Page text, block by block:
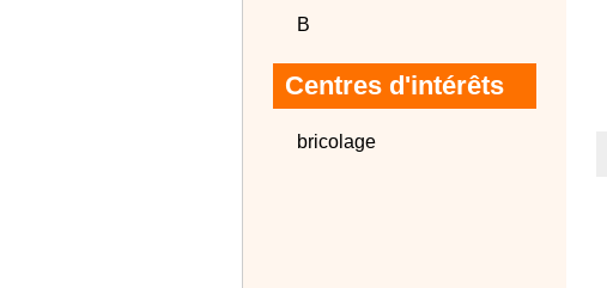
B
Centres d'intérêts
bricolage